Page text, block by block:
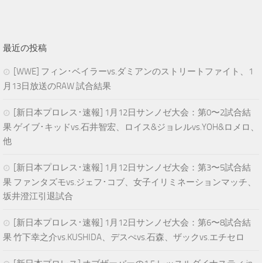
最近の投稿
[WWE] フィン･ベイラーvs.ダミアンのストリートファイト、1
月13日放送のRAW 試合結果
[新日本プロレス･速報] 1月12日サンノゼ大会：第0〜2試合結
果 ゲイブ･キッドvs.石井智宏、ロイス&ジョレルvs.YOH&ロメロ、
他
[新日本プロレス･速報] 1月12日サンノゼ大会：第3〜5試合結
果 ファンタズモvs.ジェフ･コブ、女子イリミネーションマッチ、
坂井澄江引退試合
[新日本プロレス･速報] 1月12日サンノゼ大会：第6〜8試合結
果 竹下幸之介vs.KUSHIDA、デスぺvs.石森、ザックvs.エチセロ